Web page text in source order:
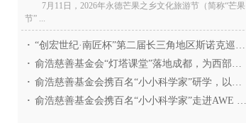
7月11日，2026年永德芒果之乡文化旅游节（简称“芒果
节” ...
· “创宏世纪·南匠杯”第二届长三角地区斯诺克巡回赛（江
· 俞浩慈善基金会“灯塔课堂”落地成都，为西部学子搭建
· 俞浩慈善基金会携百名“小小科学家”研学，以顶尖科创
· 俞浩慈善基金会携百名“小小科学家”走进AWE 探访追觅